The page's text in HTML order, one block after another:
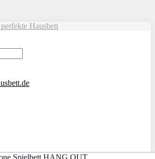
Hausbett
Spielbett HANG OUT